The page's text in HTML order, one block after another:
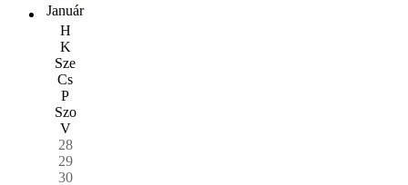
Január
H
K
Sze
Cs
P
Szo
V
28
29
30